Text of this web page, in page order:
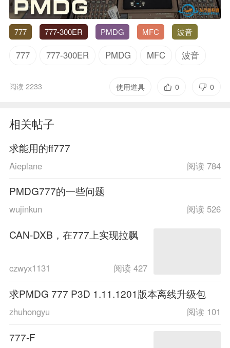
777 777-300ER PMDG MFC 波音
777 777-300ER PMDG MFC 波音
阅读 2233 0
0
使用道具
相关帖子
求能用的ff777
Aieplane 阅读 784
PMDG777的一些问题
wujinkun 阅读 526
CAN-DXB，在777上实现拉飘
czwyx1131 阅读 427
求PMDG 777 P3D 1.11.1201版本离线升级包
zhuhongyu 阅读 101
777-F